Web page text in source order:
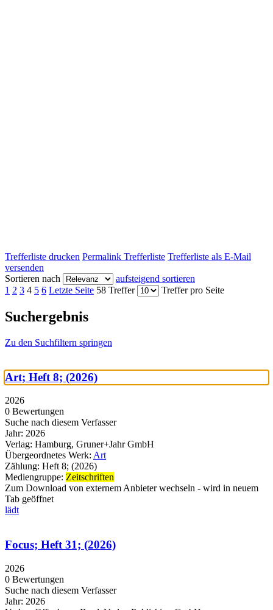
Trefferliste drucken Permalink Trefferliste Trefferliste als E-Mail
versenden
Sortieren nach
aufsteigend sortieren
1 2 3 4 5 6 Letzte Seite 58 Treffer Treffer pro Seite
Suchergebnis
Zu den Suchfiltern springen
Art; Heft 8; (2026)
2026
0 Bewertungen
Suche nach diesem Verfasser
Jahr: 2026
Verlag: Hamburg, Gruner+Jahr GmbH
Übergeordnetes Werk: Art
Zählung: Heft 8; (2026)
Mediengruppe: Zeitschriften
Zum Download von externem Anbieter wechseln - wird in neuem
Tab geöffnet
lädt
Focus; Heft 31; (2026)
2026
0 Bewertungen
Suche nach diesem Verfasser
Jahr: 2026